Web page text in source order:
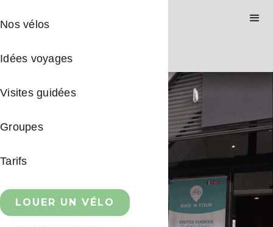
Nos vélos
Idées voyages
Visites guidées
Groupes
Tarifs
LOUER UN VÉLO